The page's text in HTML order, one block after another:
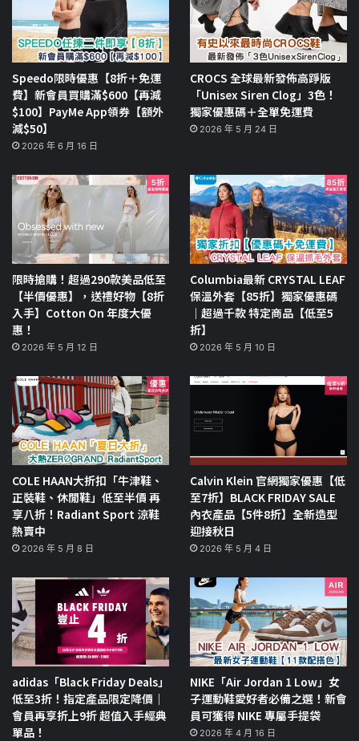
Speedo限時優惠【8折＋免運
費】新會員買購滿$600【再減
$100】PayMe App領券【額外
減$50】
2026 年 6 月 16 日
CROCS 全球最新發佈高踭版
「Unisex Siren Clog」3色！
獨家優惠碼＋全單免運費
2026 年 5 月 24 日
限時搶購！超過290款美品低至
【半價優惠】，送禮好物【8折
入手】Cotton On 年度大優
惠！
2026 年 5 月 12 日
Columbia最新 CRYSTAL LEAF
保溫外套【85折】獨家優惠碼
｜超過千款 特定商品【低至5
折】
2026 年 5 月 10 日
COLE HAAN大折扣「牛津鞋、
正裝鞋、休閒鞋」低至半價 再
享八折！Radiant Sport 涼鞋
熱賣中
2026 年 5 月 8 日
Calvin Klein 官網獨家優惠【低
至7折】BLACK FRIDAY SALE
內衣產品【5件8折】全新造型
迎接秋日
2026 年 5 月 4 日
adidas「Black Friday Deals」
低至3折！指定產品限定降價｜
會員再享折上9折 超值入手經典
單品！
NIKE「Air Jordan 1 Low」女
子運動鞋愛好者必備之選！新會
員可獲得 NIKE 專屬手提袋
2026 年 4 月 16 日